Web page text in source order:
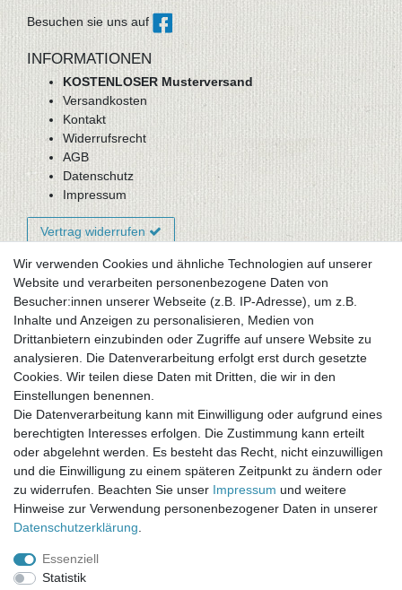
Besuchen sie uns auf
INFORMATIONEN
KOSTENLOSER Musterversand
Versandkosten
Kontakt
Widerrufsrecht
AGB
Datenschutz
Impressum
Vertrag widerrufen
Newsletter-Anmeldung
FAQ / Fragen
Mein Warenkorb
Mein Merkzettel
Mein Konto
UNSER LADENGESCHÄFT
Gottlieb-Daimler-Str. 10
33334 Gütersloh
ÖFFNUNGSZEITEN
Montag - Dienstag: 8.00 - 18.00 Uhr, Mittwoch Ruhetag,
Donnerstag: 8.00 - 18.00 Uhr, Freitag 8.00 - 14.00 Uhr
KUNDENSERVICE
Wir verwenden Cookies und ähnliche Technologien auf unserer
Website und verarbeiten personenbezogene Daten von
Besucher:innen unserer Webseite (z.B. IP-Adresse), um z.B.
Inhalte und Anzeigen zu personalisieren, Medien von
Drittanbietern einzubinden oder Zugriffe auf unsere Website zu
analysieren. Die Datenverarbeitung erfolgt erst durch gesetzte
Cookies. Wir teilen diese Daten mit Dritten, die wir in den
Einstellungen benennen.
Die Datenverarbeitung kann mit Einwilligung oder aufgrund eines
berechtigten Interesses erfolgen. Die Zustimmung kann erteilt
oder abgelehnt werden. Es besteht das Recht, nicht einzuwilligen
und die Einwilligung zu einem späteren Zeitpunkt zu ändern oder
zu widerrufen. Beachten Sie unser Impressum und weitere
Hinweise zur Verwendung personenbezogener Daten in unserer
Daten­schutz­erklärung
Essenziell
Statistik